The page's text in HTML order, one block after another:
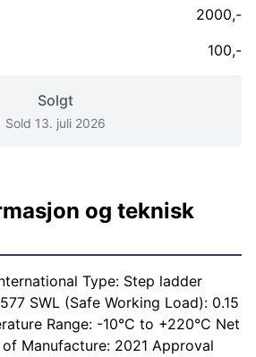
2000,-
100,-
Solgt
Sold 13. juli 2026
og teknisk
Type: Step ladder
SWL (Safe Working Load): 0.15
Range: -10°C to +220°C Net
Manufacture: 2021 Approval